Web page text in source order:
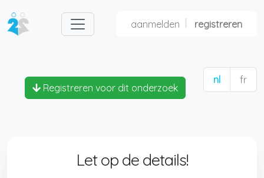
aanmelden registreren
nl fr
Registreren voor dit onderzoek
Let op de details!